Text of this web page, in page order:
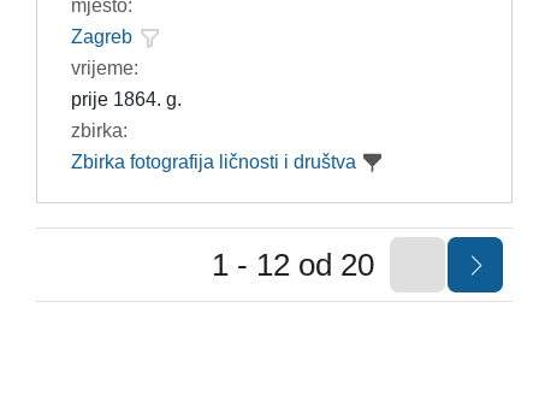
mjesto:
Zagreb
vrijeme:
prije 1864. g.
zbirka:
Zbirka fotografija ličnosti i društva
1 - 12 od 20